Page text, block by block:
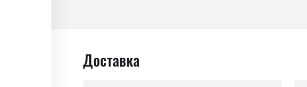
Доставка